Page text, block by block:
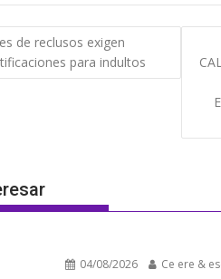
de reclusos exigen
para indultos
04/08/2026 Ce ere &